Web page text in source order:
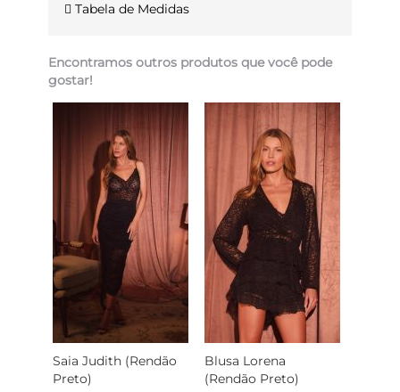
Tabela de Medidas
Encontramos outros produtos que você pode
gostar!
Saia Judith (Rendão
Preto)
Blusa Lorena
(Rendão Preto)